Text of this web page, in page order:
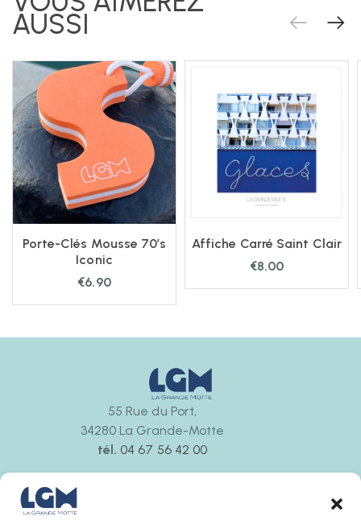
Porte-Clés Mousse 70’s
Iconic
€6.90
Affiche Carré Saint Clair
€8.00
55 Rue du Port,
34280 La Grande-Motte
tél. 04 67 56 42 00
de 9h30 à 12h00 et de 14h30 à 18h00